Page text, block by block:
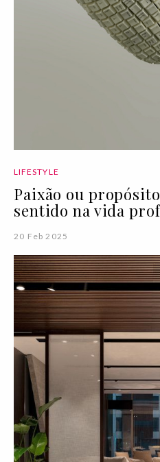
LIFESTYLE
Paixão ou
sentido na vida
20 Feb 2025